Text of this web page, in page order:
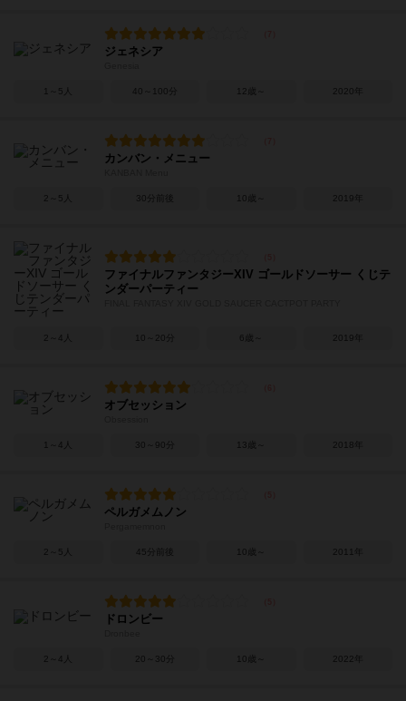
ジェネシア
1～5人 40～100分 12歳～ 2020年
カンバン・メニュー
2～5人 30分前後 10歳～ 2019年
ファイナルファンタジーXIV ゴールドソーサー くじテ
ンダーパーティー
2～4人 10～20分 6歳～ 2019年
オブセッション
1～4人 30～90分 13歳～ 2018年
ペルガメムノン
2～5人 45分前後 10歳～ 2011年
ドロンビー
2～4人 20～30分 10歳～ 2022年